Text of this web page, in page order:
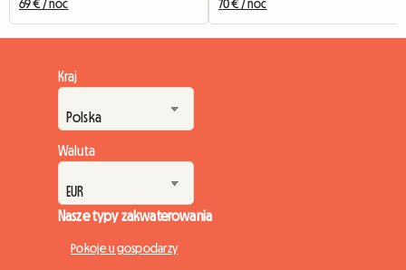
69 € / noc 70 € / noc
Kraj
Waluta
Nasze typy zakwaterowania
Pokoje u gospodarzy